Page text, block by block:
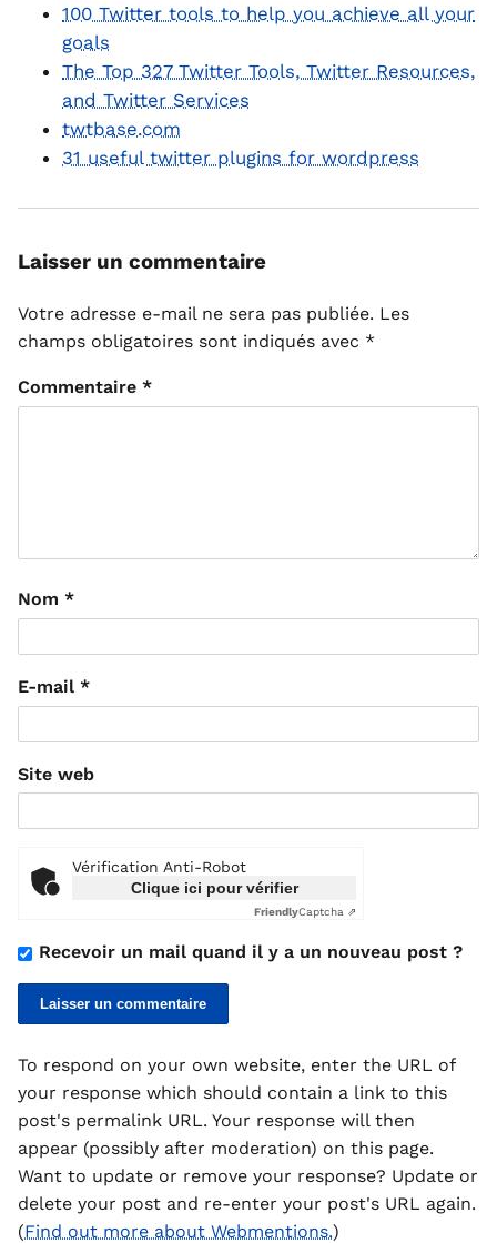
100 Twitter tools to help you achieve all your
goals
The Top 327 Twitter Tools, Twitter Resources,
and Twitter Services
twtbase.com
31 useful twitter plugins for wordpress
Laisser un commentaire
Votre adresse e-mail ne sera pas publiée. Les
champs obligatoires sont indiqués avec *
Commentaire *
Nom *
E-mail *
Site web
Vérification Anti-Robot
Clique ici pour vérifier
FriendlyCaptcha ⇗
Recevoir un mail quand il y a un nouveau post ?
To respond on your own website, enter the URL of
your response which should contain a link to this
post's permalink URL. Your response will then
appear (possibly after moderation) on this page.
Want to update or remove your response? Update or
delete your post and re-enter your post's URL again.
(Find out more about Webmentions.)